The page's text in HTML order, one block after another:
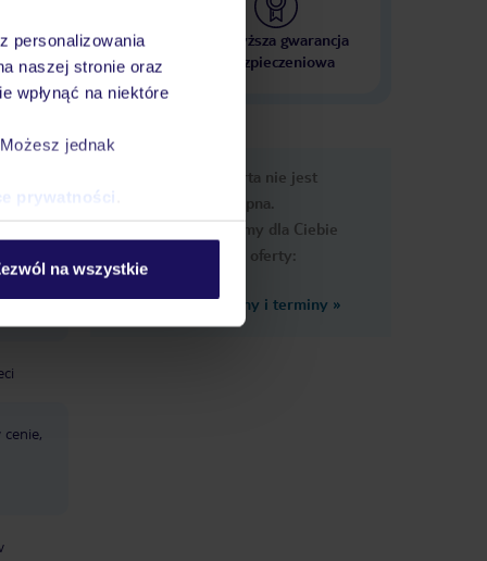
personalizowania
naszej stronie oraz
wpłynąć na niektóre
jednak
prywatności
na wszystkie
hoteli w ponad 50
krajach
Najwyższa gwarancja
ubezpieczeniowa
cenie,
Ups, ta oferta nie jest
dostępna.
Przygotowaliśmy dla Ciebie
podobne oferty:
Zobacz inne ceny i terminy »